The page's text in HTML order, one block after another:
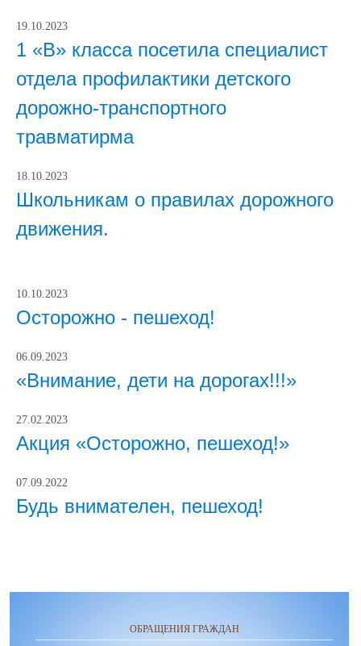
19.10.2023
1 «В» класса посетила специалист
отдела профилактики детского
дорожно-транспортного
травматиpма
18.10.2023
Школьникам о правилах дорожного
движения.
10.10.2023
Осторожно - пешеход!
06.09.2023
«Внимание, дети на дорогах!!!»
27.02.2023
Акция «Осторожно, пешеход!»
07.09.2022
Будь внимателен, пешеход!
ОБРАЩЕНИЯ ГРАЖДАН